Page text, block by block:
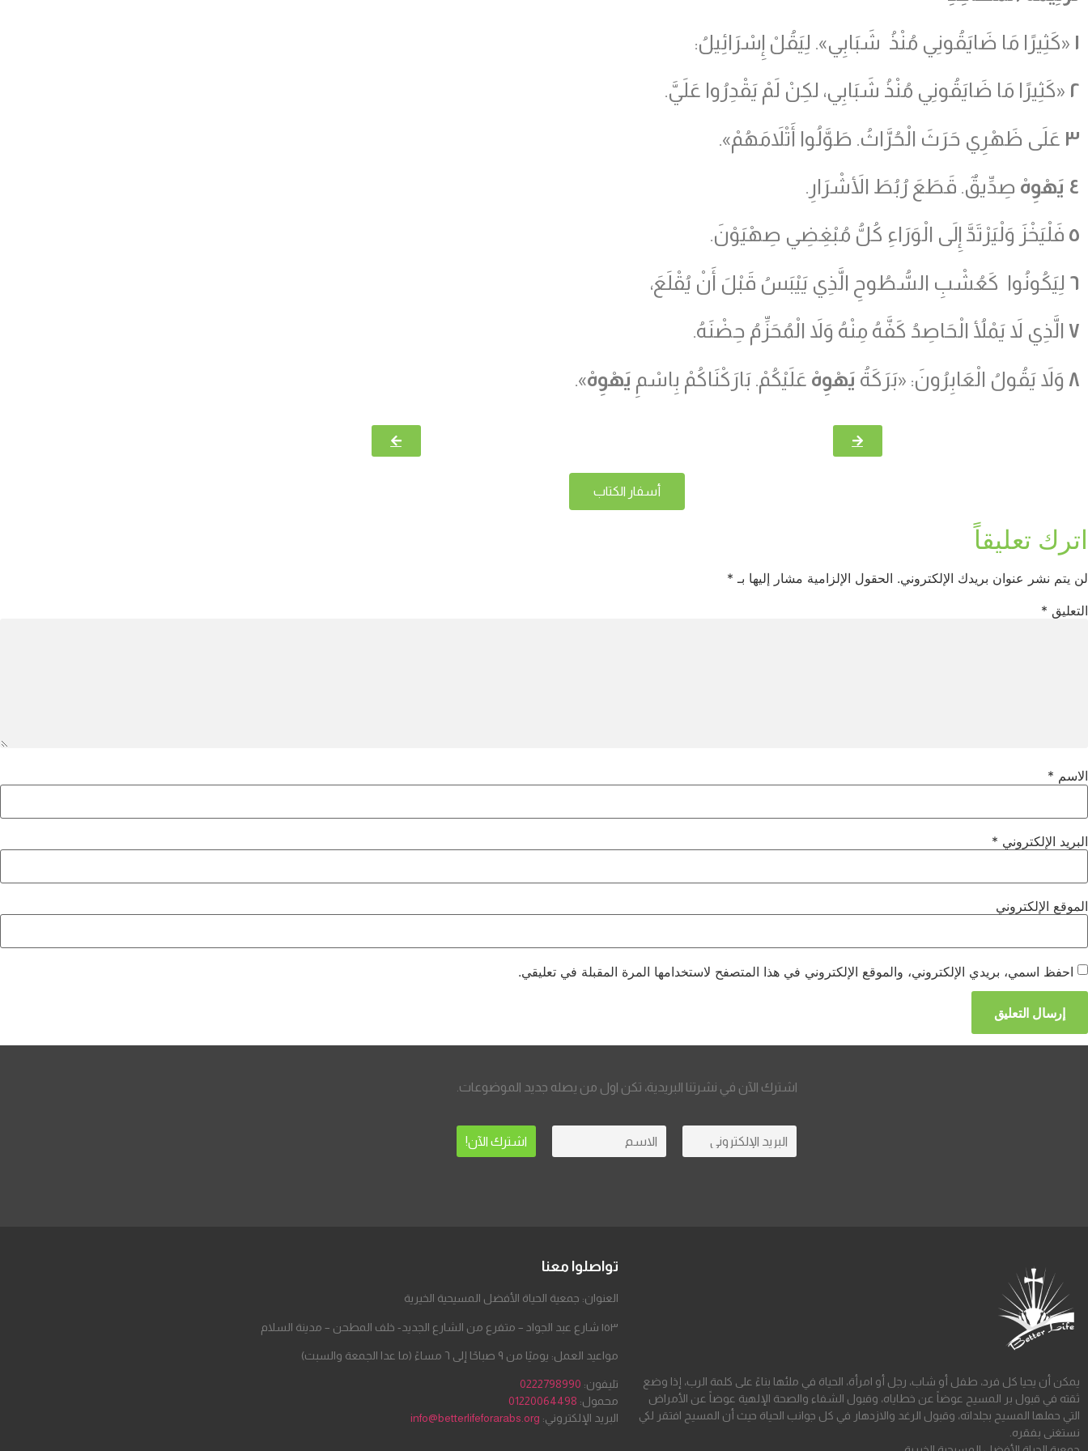
١ «كَثِيرًا مَا ضَايَقُونِي مُنْذُ شَبَابِي». لِيَقُلْ إِسْرَائِيلُ:
٢ «كَثِيرًا مَا ضَايَقُونِي مُنْذُ شَبَابِي، لكِنْ لَمْ يَقْدِرُوا عَلَيَّ.
٣ عَلَى ظَهْرِي حَرَثَ الْحُرَّاثُ. طَوَّلُوا أَتْلاَمَهُمْ».
٤ يَهْوِهْ صِدِّيقٌ. قَطَعَ رُبُطَ الأَشْرَارِ.
٥ فَلْيَخْزَ وَلْيَرْتَدَّ إِلَى الْوَرَاءِ كُلُّ مُبْغِضِي صِهْيَوْنَ.
٦ لِيَكُونُوا كَعُشْبِ السُّطُوحِ الَّذِي يَيْبَسُ قَبْلَ أَنْ يُقْلَعَ،
٧ الَّذِي لاَ يَمْلأُ الْحَاصِدُ كَفَّهُ مِنْهُ وَلاَ الْمُحَزِّمُ حِضْنَهُ.
٨ وَلاَ يَقُولُ الْعَابِرُونَ: «بَرَكَةُ يَهْوِهْ عَلَيْكُمْ. بَارَكْنَاكُمْ بِاسْمِ يَهْوِهْ».
أسفار الكتاب
اترك تعليقاً
لن يتم نشر عنوان بريدك الإلكتروني. الحقول الإلزامية مشار إليها بـ *
التعليق *
الاسم *
البريد الإلكتروني *
الموقع الإلكتروني
احفظ اسمي، بريدي الإلكتروني، والموقع الإلكتروني في هذا المتصفح لاستخدامها المرة المقبلة في تعليقي.
اشترك الآن في نشرتنا البريدية، تكن اول من يصله جديد الموضوعات.
يمكن أن يحيا كل فرد، طفل أو شاب، رجل أو امرأة، الحياة في ملئها بناءً على كلمة الرب، إذا وضع
ثقته في قبول بر المسيح عوضاً عن خطاياه، وقبول الشفاء والصحة الإلهية عوضاً عن الأمراض
التي حملها المسيح بجلداته، وقبول الرغد والازدهار في كل جوانب الحياة حيث أن المسيح افتقر لكي
نستغنى بفقره.
تواصلوا معنا
العنوان: جمعية الحياة الأفضل المسيحية الخيرية
١٥٣ شارع عبد الجواد – متفرع من الشارع الجديد- خلف المطحن – مدينة السلام
مواعيد العمل: يوميًا من ٩ صباحًا إلى ٦ مساءً (ما عدا الجمعة والسبت)
تليفون: 0222798990
محمول: 01220064498
البريد الإلكتروني: info@betterlifeforarabs.org